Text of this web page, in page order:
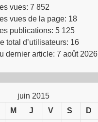
vues: 7 852
vues de la page: 18
publications: 5 125
total d’utilisateurs: 16
dernier article: 7 août 2026
juin 2015
M J V S D